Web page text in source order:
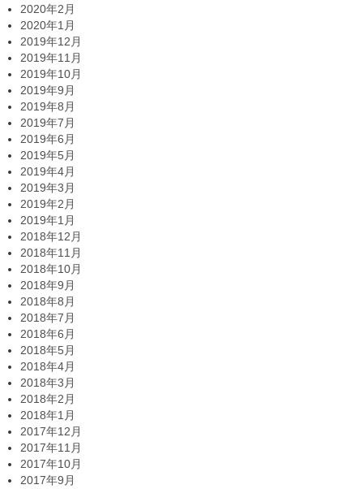
2020年2月
2020年1月
2019年12月
2019年11月
2019年10月
2019年9月
2019年8月
2019年7月
2019年6月
2019年5月
2019年4月
2019年3月
2019年2月
2019年1月
2018年12月
2018年11月
2018年10月
2018年9月
2018年8月
2018年7月
2018年6月
2018年5月
2018年4月
2018年3月
2018年2月
2018年1月
2017年12月
2017年11月
2017年10月
2017年9月